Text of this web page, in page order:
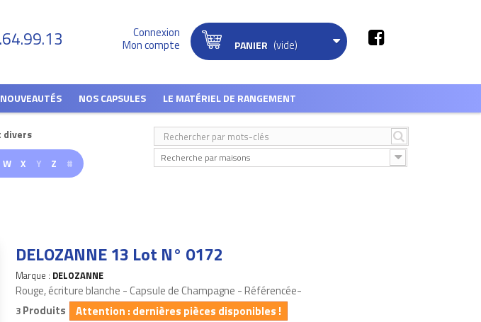
Connexion
Mon compte PANIER (vide)
NOUVEAUTÉS NOS CAPSULES LE MATÉRIEL DE RANGEMENT
divers
W X Y Z # Recherche par maisons
DELOZANNE 13 Lot N° 0172
Marque : DELOZANNE
Rouge, écriture blanche - Capsule de Champagne - Référencée-
3 Produits Attention : dernières pièces disponibles !